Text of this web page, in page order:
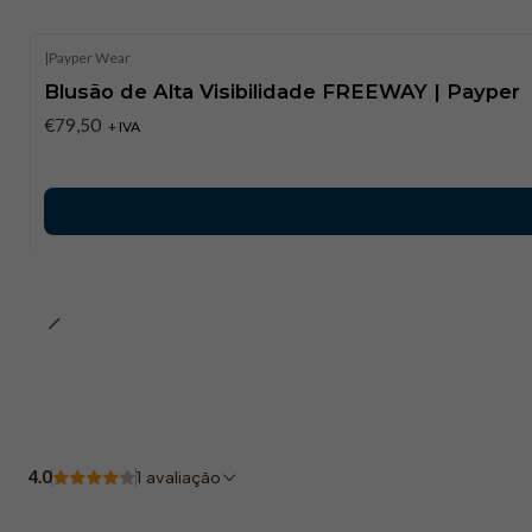
|Payper Wear
Blusão de Alta Visibilidade FREEWAY | Payper​
€79,50 + IVA
4.0 1 avaliação